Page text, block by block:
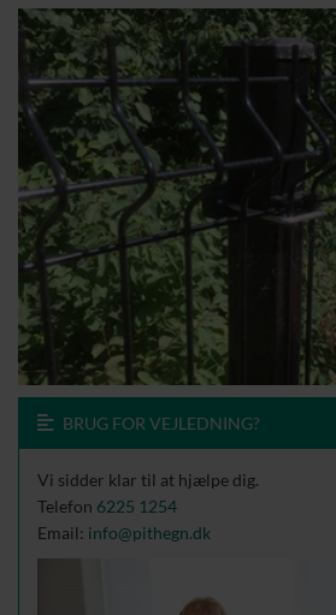
BRUG FOR VEJLEDNING?
Vi sidder klar til at hjælpe dig.
Telefon 6225 1254
Email: info@pithegn.dk